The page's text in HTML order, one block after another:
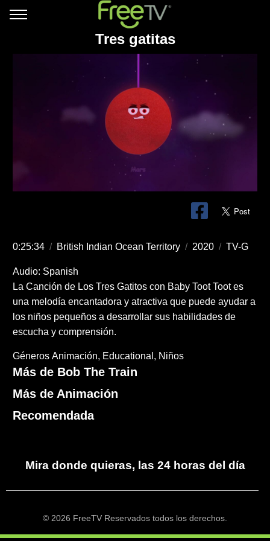
Tres gatitas
0:25:34 / British Indian Ocean Territory / 2020 / TV-G
Audio: Spanish
La Canción de Los Tres Gatitos con Baby Toot Toot es
una melodía encantadora y atractiva que puede ayudar a
los niños pequeños a desarrollar sus habilidades de
escucha y comprensión.
Géneros Animación Educational Niños
Más de Bob The Train
Más de Animación
Recomendada
Mira donde quieras, las 24 horas del día
© 2026 FreeTV Reservados todos los derechos.